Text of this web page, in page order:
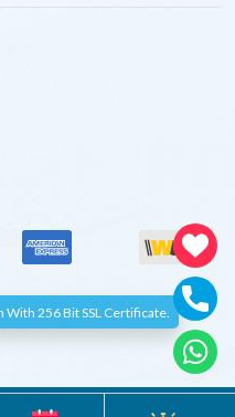
256 Bit SSL Certificate.